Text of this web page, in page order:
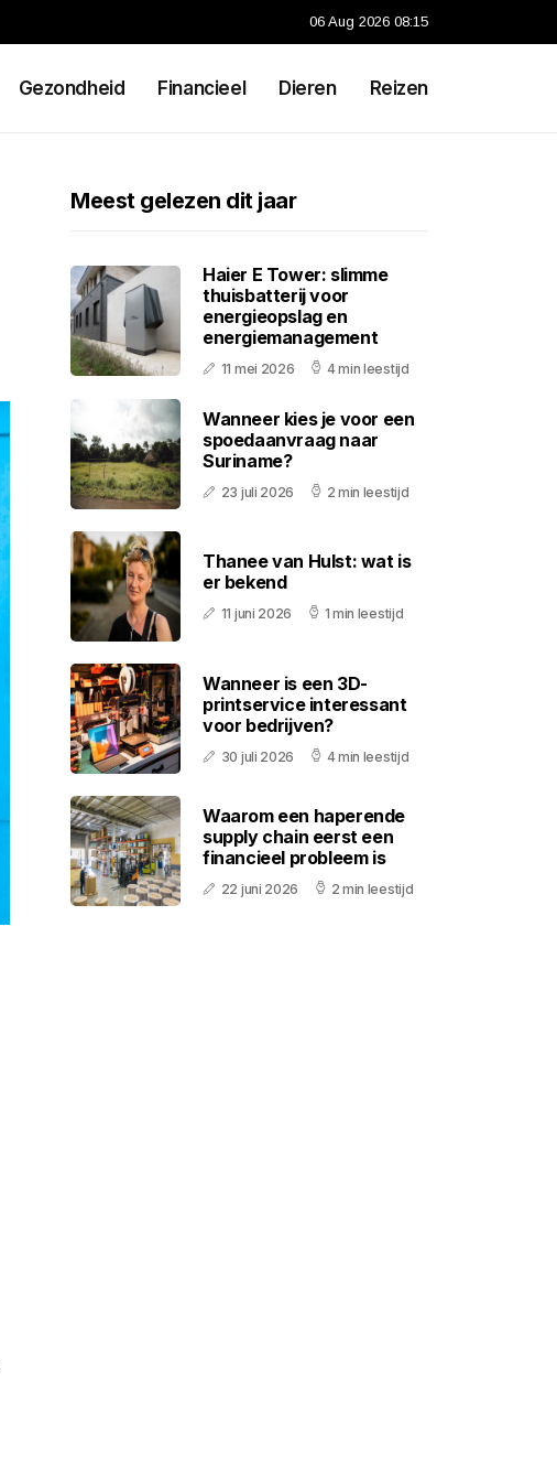
06 Aug 2026 08:15
Gezondheid Financieel Dieren Reizen
Meest gelezen dit jaar
Haier E Tower: slimme
thuisbatterij voor
energieopslag en
energiemanagement
11 mei 2026 4 min leestijd
Wanneer kies je voor een
spoedaanvraag naar
Suriname?
23 juli 2026 2 min leestijd
Thanee van Hulst: wat is
er bekend
11 juni 2026 1 min leestijd
Wanneer is een 3D-
printservice interessant
voor bedrijven?
30 juli 2026 4 min leestijd
Waarom een haperende
supply chain eerst een
financieel probleem is
22 juni 2026 2 min leestijd